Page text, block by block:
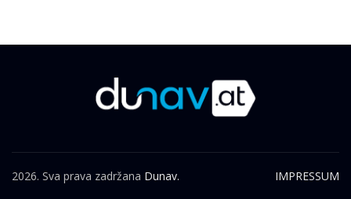
2026. Sva prava zadržana Dunav. IMPRESSUM